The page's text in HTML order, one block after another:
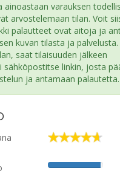
ainoastaan varauksen
arvostelemaan tilan. Voit
palautteet ovat aitoja ja
kuvan tilasta ja palvelusta.
saat tilaisuuden jälkeen
sähköpostitse linkin, josta
ja antamaan palautetta.